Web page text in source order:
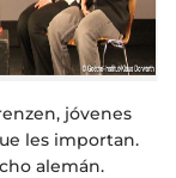
jóvenes
les importan.
alemán.